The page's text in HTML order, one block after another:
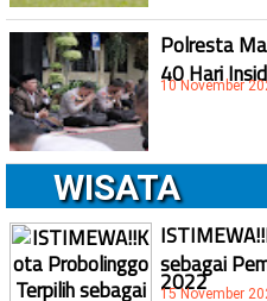
Polresta
40 Hari
10 November
WISATA
sebagai
2022
15 November